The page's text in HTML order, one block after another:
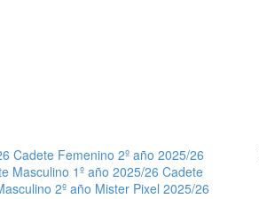
Cadete Femenino 2º año 2025/26
Masculino 1º año 2025/26 Cadete
2º año Mister Pixel 2025/26